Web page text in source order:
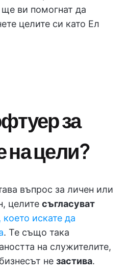
ви помогнат да
целите си като Ел
за
на цели?
въпрос за личен или
целите съгласуват
което искате да
. Те също така
на служителите,
не застива.